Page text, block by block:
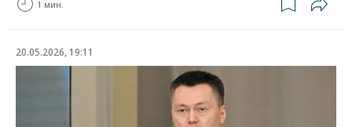
1 мин.
20.05.2026, 19:11